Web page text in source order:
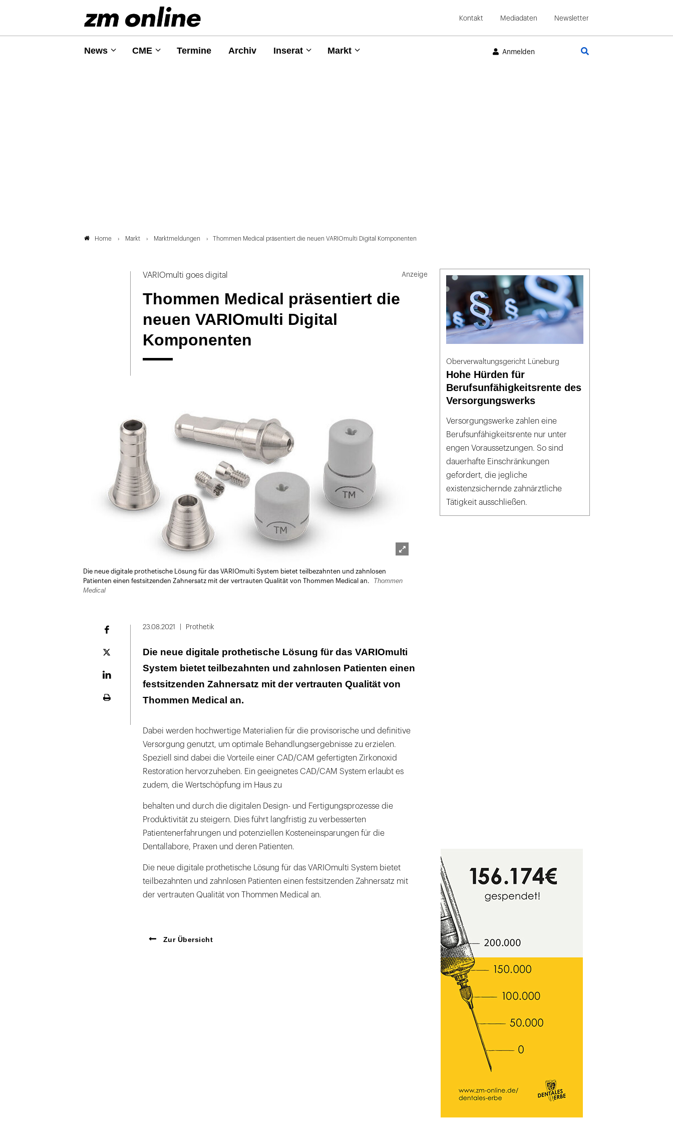
Kontakt Mediadaten Newsletter
News CME Termine Archiv Inserat Markt Anmelden
Home Markt Marktmeldungen Thommen Medical präsentiert die neuen VARIOmulti Digital Komponenten
VARIOmulti goes digital
Thommen Medical präsentiert die
neuen VARIOmulti Digital
Komponenten
Die neue digitale prothetische Lösung für das VARIOmulti System bietet teilbezahnten und zahnlosen
Patienten einen festsitzenden Zahnersatz mit der vertrauten Qualität von Thommen Medical an.
Thommen
Medical
Plattform
23.08.2021 Prothetik
Die neue digitale prothetische Lösung für das VARIOmulti
System bietet teilbezahnten und zahnlosen Patienten einen
festsitzenden Zahnersatz mit der vertrauten Qualität von
Thommen Medical an.
Dabei werden hochwertige Materialien für die provisorische und definitive
Versorgung genutzt, um optimale Behandlungsergebnisse zu erzielen.
Speziell sind dabei die Vorteile einer CAD/CAM gefertigten Zirkonoxid
Restoration hervorzuheben. Ein geeignetes CAD/CAM System erlaubt es
zudem, die Wertschöpfung im Haus zu
behalten und durch die digitalen Design- und Fertigungsprozesse die
Produktivität zu steigern. Dies führt langfristig zu verbesserten
Patientenerfahrungen und potenziellen Kosteneinsparungen für die
Dentallabore, Praxen und deren Patienten.
Die neue digitale prothetische Lösung für das VARIOmulti System bietet
teilbezahnten und zahnlosen Patienten einen festsitzenden Zahnersatz mit
der vertrauten Qualität von Thommen Medical an.
Zur Übersicht
Oberverwaltungsgericht Lüneburg
Hohe Hürden für
Berufsunfähigkeitsrente des
Versorgungswerks
Versorgungswerke zahlen eine
Berufsunfähigkeitsrente nur unter
engen Voraussetzungen. So sind
dauerhafte Einschränkungen
gefordert, die jegliche
existenzsichernde zahnärztliche
Tätigkeit ausschließen.